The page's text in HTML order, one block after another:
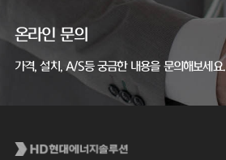
온라인 문의
가격, 설치, A/S등 궁금한 내용을 문의해보세요.